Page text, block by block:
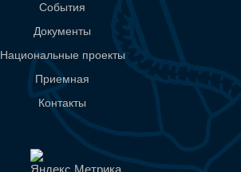
События
Документы
Национальные проекты
Приемная
Контакты